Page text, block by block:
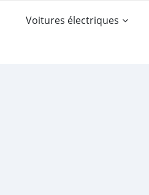
Voitures électriques